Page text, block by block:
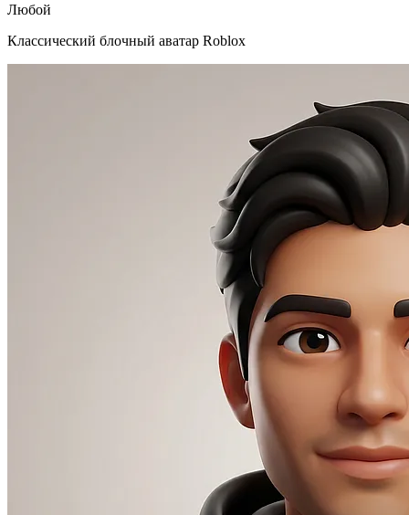
Любой
Классический блочный аватар Roblox